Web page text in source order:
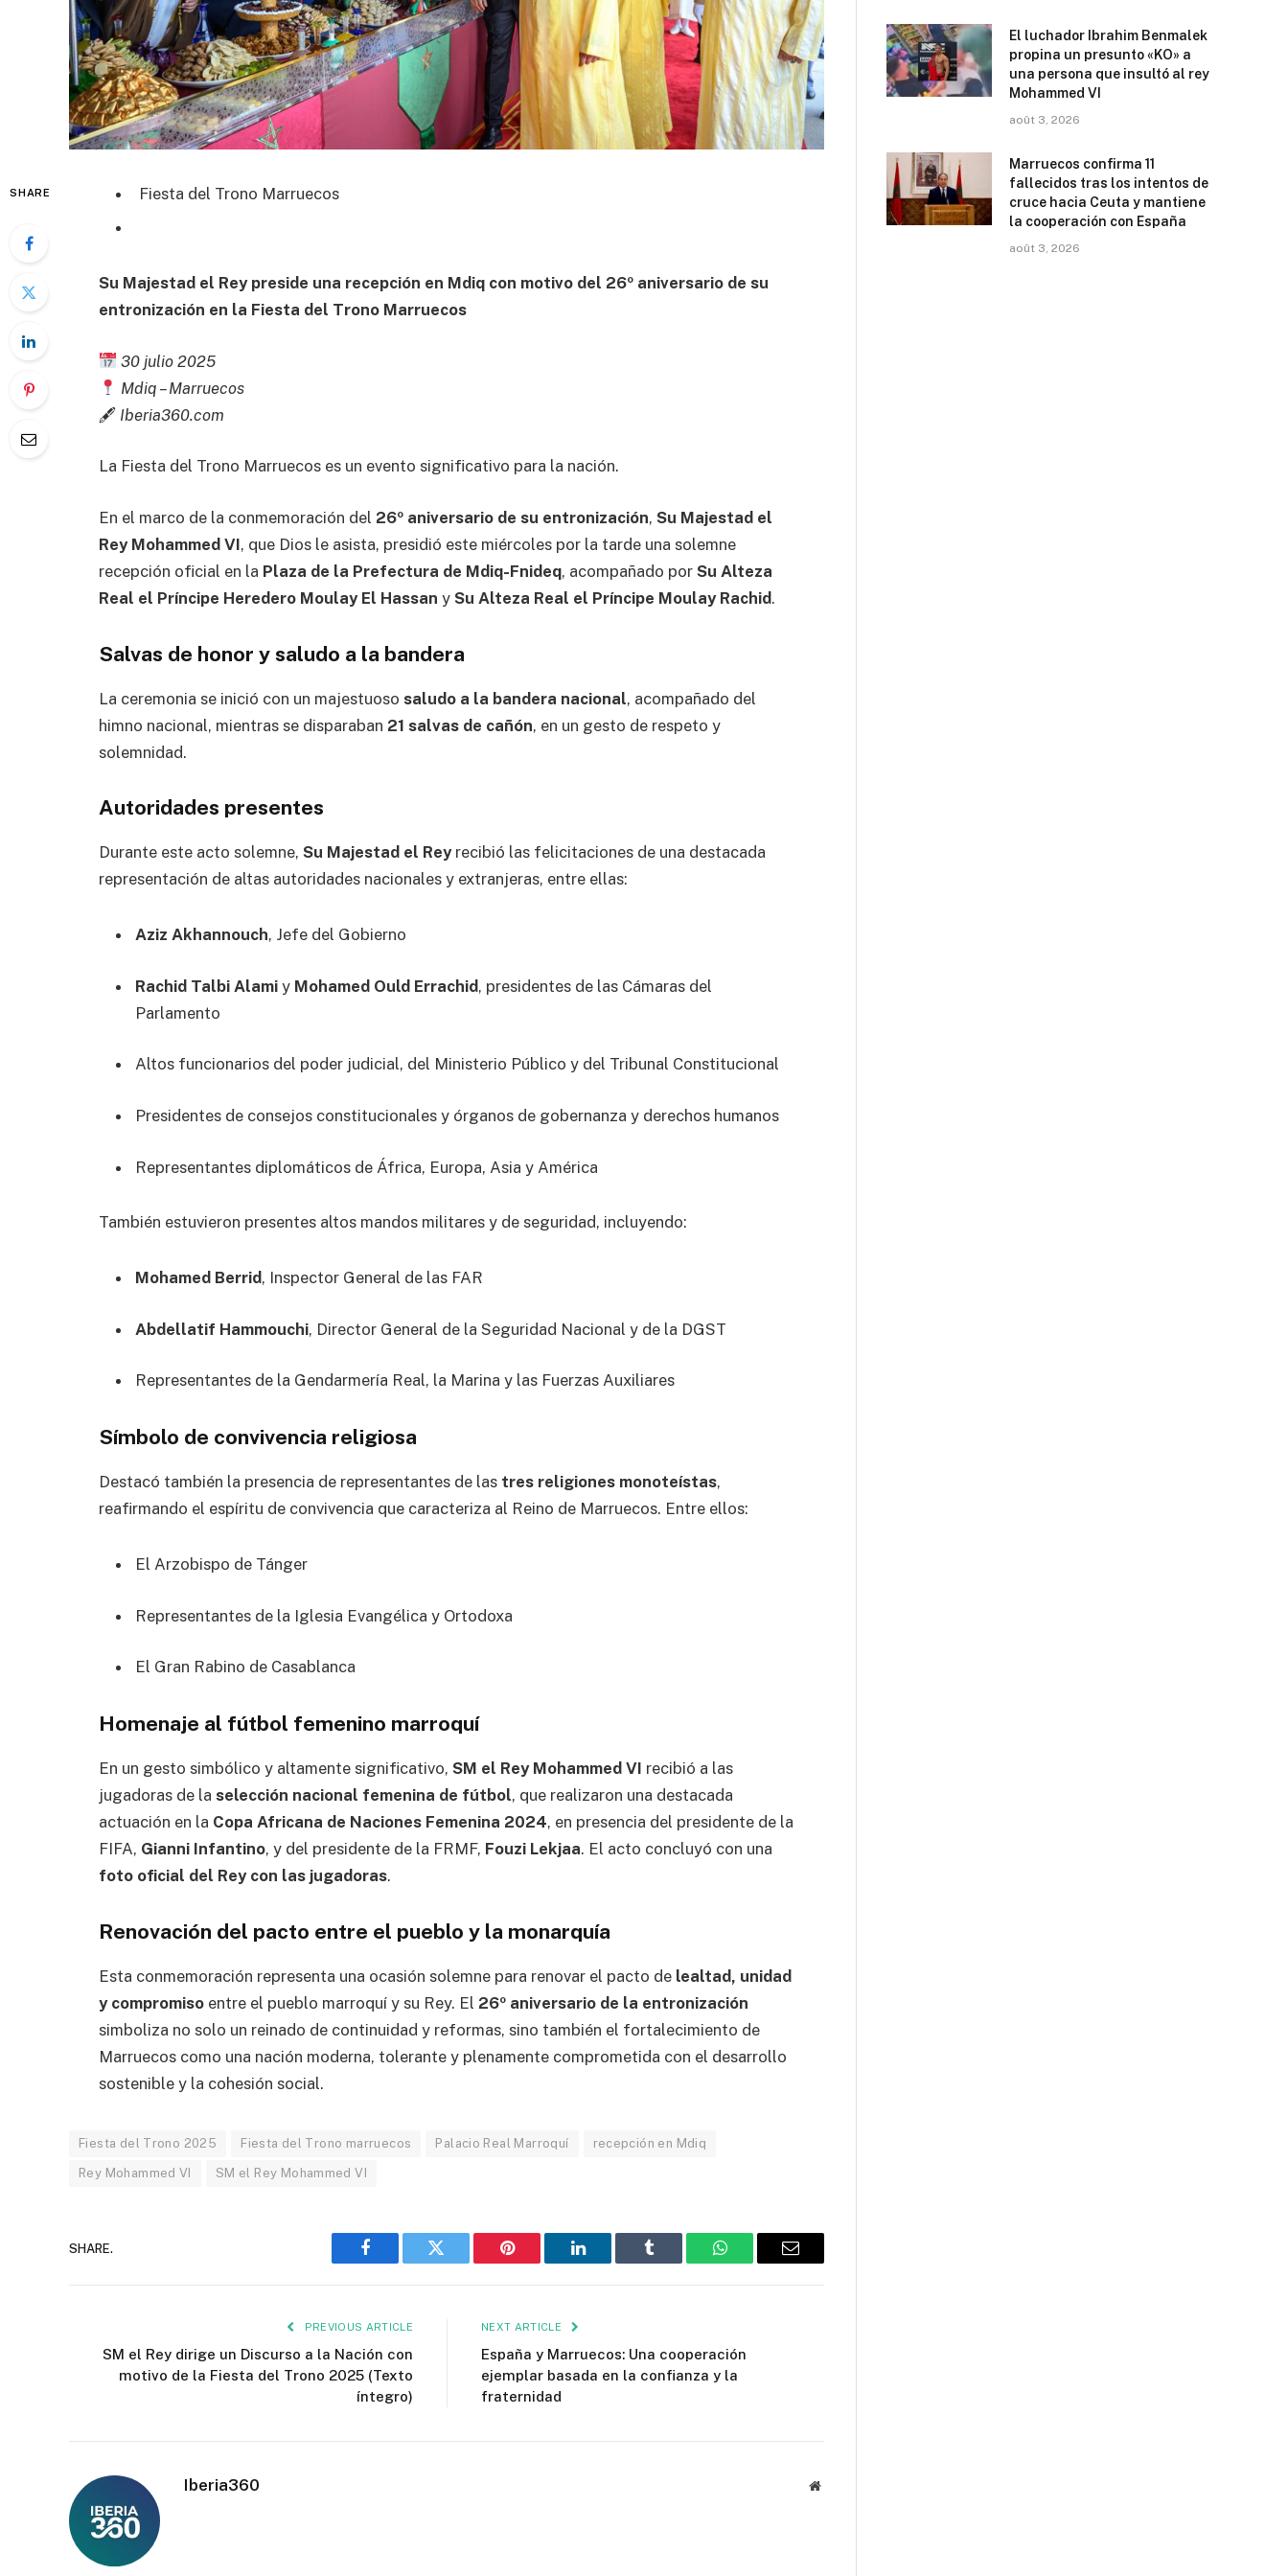
SHARE Fiesta del Trono Marruecos
Su Majestad el Rey preside una recepción en Mdiq con motivo del 26º aniversario de su
entronización en la Fiesta del Trono Marruecos
30 julio 2025
Mdiq – Marruecos
🖋 Iberia360.com
La Fiesta del Trono Marruecos es un evento significativo para la nación.
En el marco de la conmemoración del 26º aniversario de su entronización, Su Majestad el
Rey Mohammed VI, que Dios le asista, presidió este miércoles por la tarde una solemne
recepción oficial en la Plaza de la Prefectura de Mdiq-Fnideq, acompañado por Su Alteza
Real el Príncipe Heredero Moulay El Hassan y Su Alteza Real el Príncipe Moulay Rachid.
Salvas de honor y saludo a la bandera
La ceremonia se inició con un majestuoso saludo a la bandera nacional, acompañado del
himno nacional, mientras se disparaban 21 salvas de cañón, en un gesto de respeto y
solemnidad.
Autoridades presentes
Durante este acto solemne, Su Majestad el Reyrecibió las felicitaciones de una destacada
representación de altas autoridades nacionales y extranjeras, entre ellas:
Aziz Akhannouch, Jefe del Gobierno
Rachid Talbi Alami y Mohamed Ould Errachid, presidentes de las Cámaras del
Parlamento
Altos funcionarios del poder judicial, del Ministerio Público y del Tribunal Constitucional
Presidentes de consejos constitucionales y órganos de gobernanza y derechos humanos
Representantes diplomáticos de África, Europa, Asia y América
También estuvieron presentes altos mandos militares y de seguridad, incluyendo:
Mohamed Berrid, Inspector General de las FAR
Abdellatif Hammouchi, Director General de la Seguridad Nacional y de la DGST
Representantes de la Gendarmería Real, la Marina y las Fuerzas Auxiliares
Símbolo de convivencia religiosa
Destacó también la presencia de representantes de las tres religiones monoteístas,
reafirmando el espíritu de convivencia que caracteriza al Reino de Marruecos. Entre ellos:
El Arzobispo de Tánger
Representantes de la Iglesia Evangélica y Ortodoxa
El Gran Rabino de Casablanca
Homenaje al fútbol femenino marroquí
En un gesto simbólico y altamente significativo, SM el Rey Mohammed VI recibió a las
jugadoras de la selección nacional femenina de fútbol, que realizaron una destacada
actuación en la Copa Africana de Naciones Femenina 2024, en presencia del presidente de la
FIFA, Gianni Infantino, y del presidente de la FRMF, Fouzi Lekjaa. El acto concluyó con una
foto oficial del Rey con las jugadoras.
Renovación del pacto entre el pueblo y la monarquía
Esta conmemoración representa una ocasión solemne para renovar el pacto de lealtad, unidad
y compromiso entre el pueblo marroquí y su Rey. El 26º aniversario de la entronización
simboliza no solo un reinado de continuidad y reformas, sino también el fortalecimiento de
Marruecos como una nación moderna, tolerante y plenamente comprometida con el desarrollo
sostenible y la cohesión social.
Fiesta del Trono 2025 Fiesta del Trono marruecos Palacio Real Marroquí recepción en Mdiq
Rey Mohammed VI SM el Rey Mohammed VI
SHARE.
Facebook Twitter Pinterest LinkedIn Tumblr WhatsAppEmail
PREVIOUS ARTICLE
SM el Rey dirige un Discurso a la Nación con
motivo de la Fiesta del Trono 2025 (Texto
íntegro)
NEXT ARTICLE
España y Marruecos: Una cooperación
ejemplar basada en la confianza y la
fraternidad
Iberia360 Website
El luchador Ibrahim Benmalek
propina un presunto «KO» a
una persona que insultó al rey
Mohammed VI
août 3, 2026
Marruecos confirma 11
fallecidos tras los intentos de
cruce hacia Ceuta y mantiene
la cooperación con España
août 3, 2026